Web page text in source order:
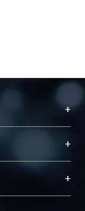
+
珍藏及向國際
，圖書館整合
同功能平
期能整合研
+
+